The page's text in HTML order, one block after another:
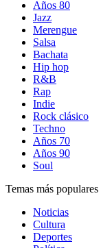
Años 80
Jazz
Merengue
Salsa
Bachata
Hip hop
R&B
Rap
Indie
Rock clásico
Techno
Años 70
Años 90
Soul
Temas más populares
Noticias
Cultura
Deportes